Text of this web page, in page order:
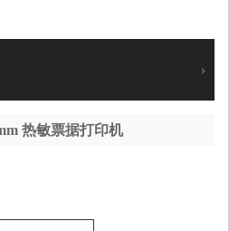
热敏票据打印机